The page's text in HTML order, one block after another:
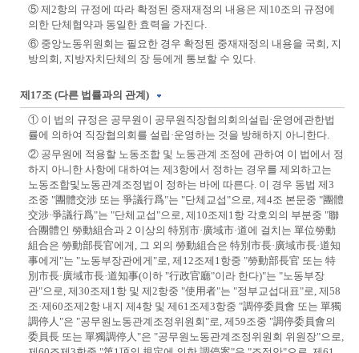
⑤ 제2항의 규정에 따라 확정된 중재재정의 내용은 제10조의 규정에
의한 단체협약과 동일한 효력을 가진다.
⑥ 중앙노동위원회는 필요한 경우 확정된 중재재정의 내용을 국회, 지
방의회, 지방자치단체의 장 등에게 통보할 수 있다.
제17조 (다른 법률과의 관계)
① 이 법의 규정은 공무원이 공무원직장협의회의설립·운영에관한법
률에 의하여 직장협의회를 설립·운영하는 것을 방해하지 아니한다.
② 공무원에 적용할 노동조합 및 노동관계 조정에 관하여 이 법에서 정
하지 아니한 사항에 대하여는 제3항에서 정하는 경우를 제외하고는
노동조합및노동관계조정법이 정하는 바에 따른다. 이 경우 동법 제3
조중 "團體交涉 또는 爭議行爲"는 "단체교섭"으로, 제4조 본문중 "團體
交涉·爭議行爲"는 "단체교섭"으로, 제10조제1항 각호외의 부분중 "聯
合團體인 勞動組合과 2 이상의 特別市·廣域市·道에 걸치는 單位勞動
組合은 勞動部長官에게, 그 외의 勞動組合은 特別市長·廣域市長·道知
事에게"는 "노동부장관에게"로, 제12조제1항중 "勞動部長官 또는 特
別市長·廣域市長·道知事(이하 "行政官廳"이라 한다)"는 "노동부장
관"으로, 제30조제1항 및 제2항중 "使用者"는 "정부교섭대표"로, 제58
조·제60조제2항 내지 제4항 및 제61조제3항중 "調停委員會 또는 單獨
調停人"은 "공무원노동관계조정위원회"로, 제59조중 "調停委員會의
委員長 또는 單獨調停人"은 "공무원노동관계조정위원회 위원장"으로,